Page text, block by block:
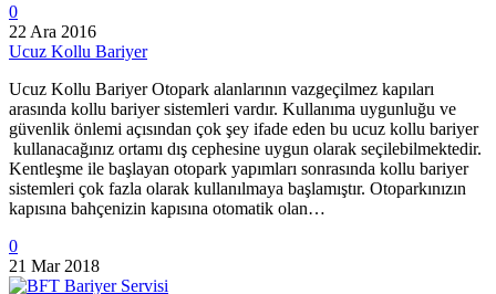
0
22 Ara 2016
Ucuz Kollu Bariyer
Ucuz Kollu Bariyer Otopark alanlarının vazgeçilmez kapıları
arasında kollu bariyer sistemleri vardır. Kullanıma uygunluğu ve
güvenlik önlemi açısından çok şey ifade eden bu ucuz kollu bariyer
kullanacağınız ortamı dış cephesine uygun olarak seçilebilmektedir.
Kentleşme ile başlayan otopark yapımları sonrasında kollu bariyer
sistemleri çok fazla olarak kullanılmaya başlamıştır. Otoparkınızın
kapısına bahçenizin kapısına otomatik olan…
0
21 Mar 2018